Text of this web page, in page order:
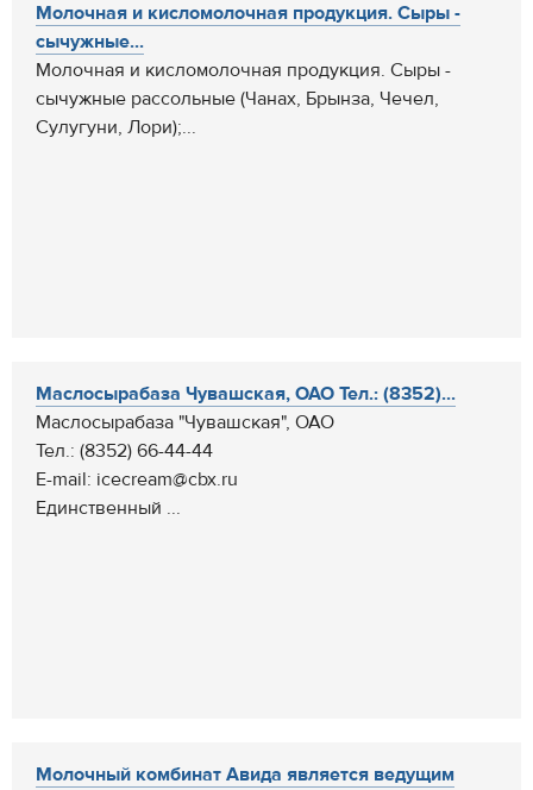
Молочная и кисломолочная продукция. Сыры -
сычужные...
Молочная и кисломолочная продукция. Сыры -
сычужные рассольные (Чанах, Брынза, Чечел,
Сулугуни, Лори);...
Маслосырабаза Чувашская, ОАО Тел.: (8352)...
Маслосырабаза "Чувашская", ОАО
Тел.: (8352) 66-44-44
E-mail: icecream@cbx.ru
Единственный ...
Молочный комбинат Авида является ведущим